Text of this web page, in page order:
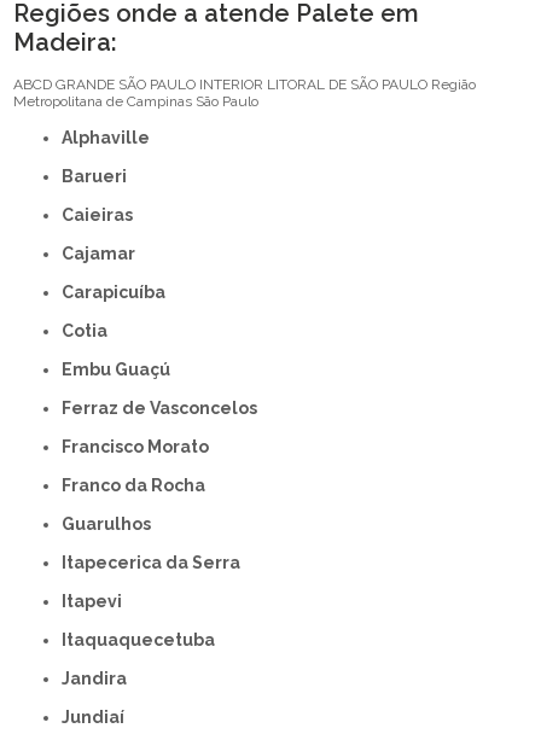
Regiões onde a atende Palete em
Madeira:
ABCD GRANDE SÃO PAULO INTERIOR LITORAL DE SÃO PAULO Região
Metropolitana de Campinas São Paulo
Alphaville
Barueri
Caieiras
Cajamar
Carapicuíba
Cotia
Embu Guaçú
Ferraz de Vasconcelos
Francisco Morato
Franco da Rocha
Guarulhos
Itapecerica da Serra
Itapevi
Itaquaquecetuba
Jandira
Jundiaí